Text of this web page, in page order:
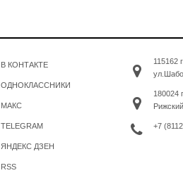
В КОНТАКТЕ
ОДНОКЛАССНИКИ
МАКС
TELEGRAM
ЯНДЕКС ДЗЕН
RSS
115162
180024
+7